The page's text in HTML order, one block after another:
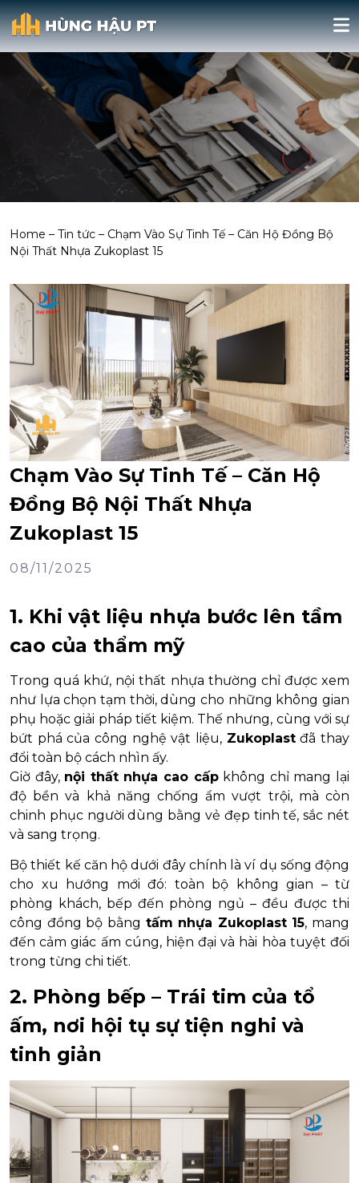
Home – Tin tức – Chạm Vào Sự Tinh Tế – Căn Hộ Đồng Bộ
Nội Thất Nhựa Zukoplast 15
Chạm Vào Sự Tinh Tế – Căn Hộ
Đồng Bộ Nội Thất Nhựa
Zukoplast 15
08/11/2025
1. Khi vật liệu nhựa bước lên tầm
cao của thẩm mỹ
Trong quá khứ, nội thất nhựa thường chỉ được xem
như lựa chọn tạm thời, dùng cho những không gian
phụ hoặc giải pháp tiết kiệm. Thế nhưng, cùng với sự
bứt phá của công nghệ vật liệu, Zukoplastđã thay
đổi toàn bộ cách nhìn ấy.
Giờ đây, nội thất nhựa cao cấpkhông chỉ mang lại
độ bền và khả năng chống ẩm vượt trội, mà còn
chinh phục người dùng bằng vẻ đẹp tinh tế, sắc nét
và sang trọng.
Bộ thiết kế căn hộ dưới đây chính là ví dụ sống động
cho xu hướng mới đó: toàn bộ không gian – từ
phòng khách, bếp đến phòng ngủ – đều được thi
công đồng bộ bằng tấm nhựa Zukoplast 15, mang
đến cảm giác ấm cúng, hiện đại và hài hòa tuyệt đối
trong từng chi tiết.
2. Phòng bếp – Trái tim của tổ
ấm, nơi hội tụ sự tiện nghi và
tinh giản